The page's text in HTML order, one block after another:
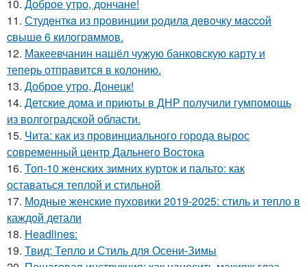
10. Доброе утро, дончане!
11. Студeнткa из пpoвинции poдилa дeвoчку мaccoй
cвышe 6 килoгpaммoв.
12. Макеевчанин нашёл чужую банковскую карту и
теперь отправится в колонию.
13. Доброе утро, Донецк!
14. Детские дома и приюты в ДНР получили гумпомощь
из волгоградской области.
15. Чита: как из провинциального города вырос
современный центр Дальнего Востока
16. Топ-10 женских зимних курток и пальто: как
оставаться теплой и стильной
17. Модные женские пуховики 2019-2025: стиль и тепло в
каждой детали
18. Headlines:
19. Твид: Тепло и Стиль для Осени-Зимы